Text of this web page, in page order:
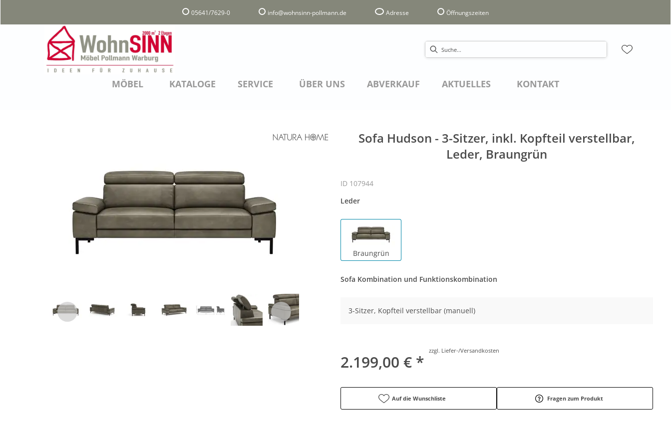
05641/7629-0 info@wohnsinn-pollmann.de Adresse Öffnungszeiten
MÖBEL KATALOGE SERVICE ÜBER UNS ABVERKAUF AKTUELLES KONTAKT
Sofa Hudson - 3-Sitzer, inkl. Kopfteil verstellbar,
Leder, Braungrün
ID 107944
Leder
Braungrün
Sofa Kombination und Funktionskombination
3-Sitzer, Kopfteil verstellbar (manuell)
2.199,00 € *
zzgl. Liefer-/Versandkosten
Auf die Wunschliste Fragen zum Produkt